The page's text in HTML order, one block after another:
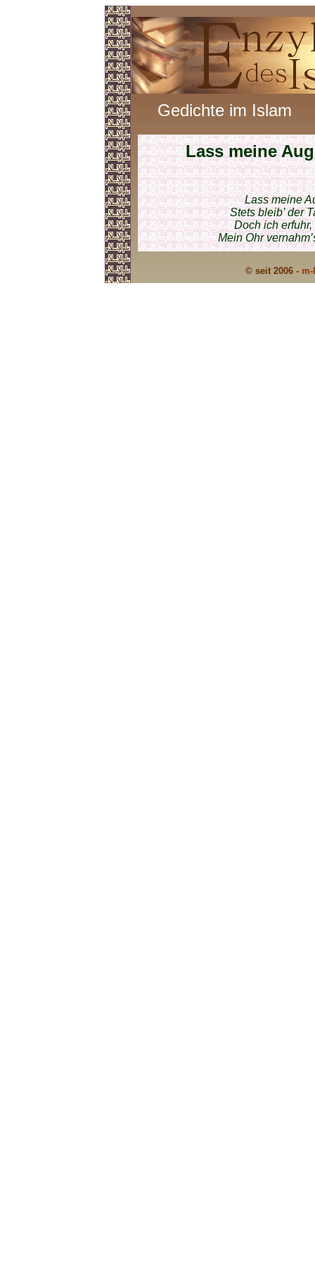
Gedichte im Islam
Lass meine
Lass meine
Stets bleib’ der
Doch ich
Mein Ohr
© seit 2006 -